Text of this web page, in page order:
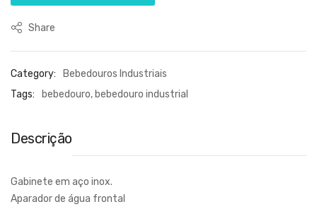
Share
Category:
Bebedouros Industriais
Tags:
bebedouro, bebedouro industrial
Descrição
Gabinete em aço inox.
Aparador de água frontal